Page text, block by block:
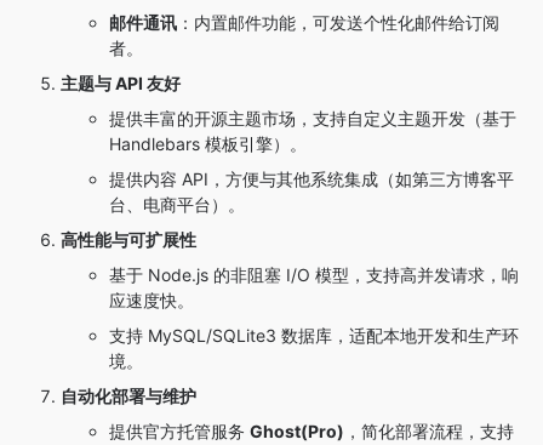
邮件通讯 ：内置邮件功能，可发送个性化邮件给订阅
者。
主题与 API 友好
提供丰富的开源主题市场，支持自定义主题开发（基于
Handlebars 模板引擎）。
提供内容 API，方便与其他系统集成（如第三方博客平
台、电商平台）。
高性能与可扩展性
基于 Node.js 的非阻塞 I/O 模型，支持高并发请求，响
应速度快。
支持 MySQL/SQLite3 数据库，适配本地开发和生产环
境。
自动化部署与维护
提供官方托管服务 Ghost(Pro) ，简化部署流程，支持